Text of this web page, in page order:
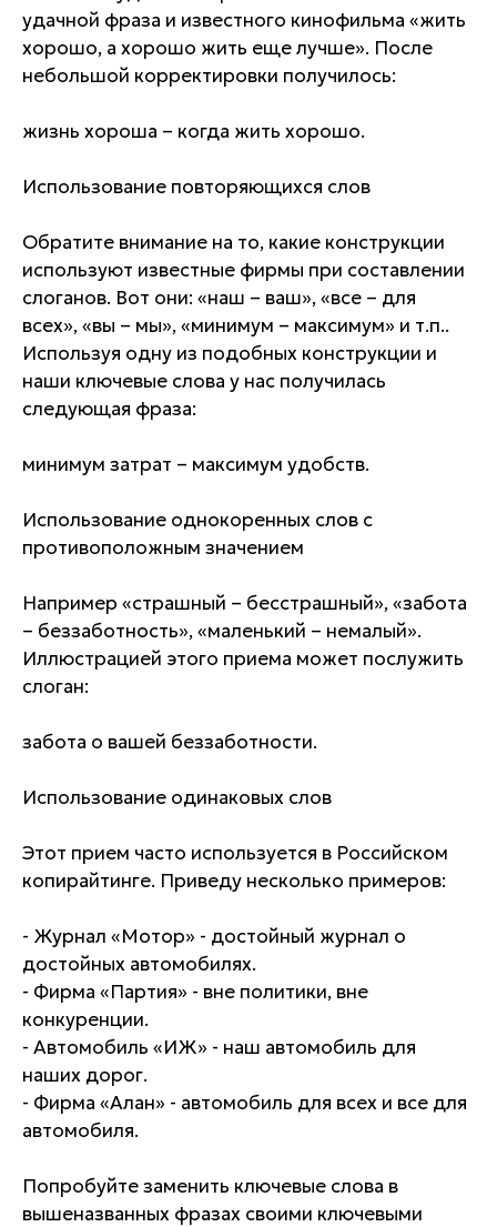
удачной фраза и известного кинофильма «жить
хорошо, а хорошо жить еще лучше». После
небольшой корректировки получилось:
жизнь хороша – когда жить хорошо.
Использование повторяющихся слов
Обратите внимание на то, какие конструкции
используют известные фирмы при составлении
слоганов. Вот они: «наш – ваш», «все – для
всех», «вы – мы», «минимум – максимум» и т.п..
Используя одну из подобных конструкции и
наши ключевые слова у нас получилась
следующая фраза:
минимум затрат – максимум удобств.
Использование однокоренных слов с
противоположным значением
Например «страшный – бесстрашный», «забота
– беззаботность», «маленький – немалый».
Иллюстрацией этого приема может послужить
слоган:
забота о вашей беззаботности.
Использование одинаковых слов
Этот прием часто используется в Российском
копирайтинге. Приведу несколько примеров:
- Журнал «Мотор» - достойный журнал о
достойных автомобилях.
- Фирма «Партия» - вне политики, вне
конкуренции.
- Автомобиль «ИЖ» - наш автомобиль для
наших дорог.
- Фирма «Алан» - автомобиль для всех и все для
автомобиля.
Попробуйте заменить ключевые слова в
вышеназванных фразах своими ключевыми